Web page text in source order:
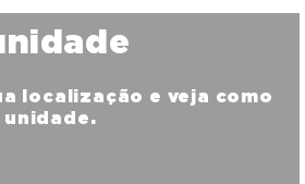
localização e veja como
unidade.